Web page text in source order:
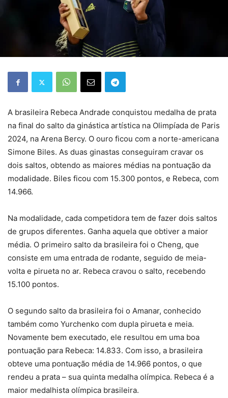
A brasileira Rebeca Andrade conquistou medalha de prata
na final do salto da ginástica artística na Olimpíada de Paris
2024, na Arena Bercy. O ouro ficou com a norte-americana
Simone Biles. As duas ginastas conseguiram cravar os
dois saltos, obtendo as maiores médias na pontuação da
modalidade. Biles ficou com 15.300 pontos, e Rebeca, com
14.966.
Na modalidade, cada competidora tem de fazer dois saltos
de grupos diferentes. Ganha aquela que obtiver a maior
média. O primeiro salto da brasileira foi o Cheng, que
consiste em uma entrada de rodante, seguido de meia-
volta e pirueta no ar. Rebeca cravou o salto, recebendo
15.100 pontos.
O segundo salto da brasileira foi o Amanar, conhecido
também como Yurchenko com dupla pirueta e meia.
Novamente bem executado, ele resultou em uma boa
pontuação para Rebeca: 14.833. Com isso, a brasileira
obteve uma pontuação média de 14.966 pontos, o que
rendeu a prata – sua quinta medalha olímpica. Rebeca é a
maior medalhista olímpica brasileira.